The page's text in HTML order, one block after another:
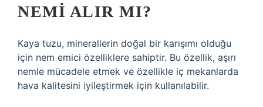
NEMI ALIR MI?
Kaya tuzu, minerallerin doğal bir karışımı olduğu
için nem emici özelliklere sahiptir. Bu özellik, aşırı
nemle mücadele etmek ve özellikle iç mekanlarda
hava kalitesini iyileştirmek için kullanılabilir.